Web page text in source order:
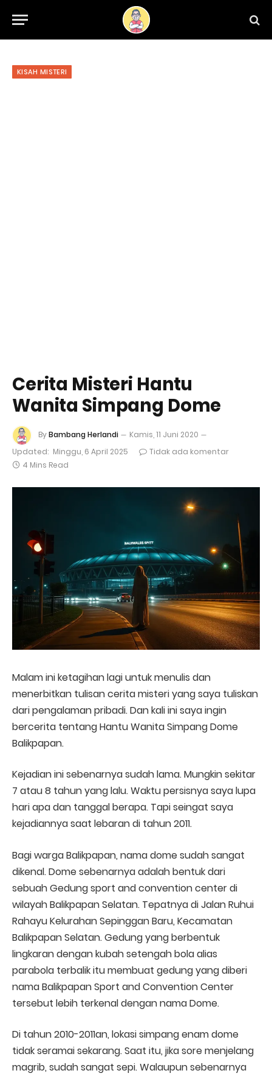
KISAH MISTERI
Cerita Misteri Hantu
Wanita Simpang Dome
ByBambang Herlandi
Kamis, 11 Juni 2020
Updated: Minggu, 6 April 2025
Tidak ada komentar
4 Mins Read
Malam ini ketagihan lagi untuk menulis dan
menerbitkan tulisan cerita misteri yang saya tuliskan
dari pengalaman pribadi. Dan kali ini saya ingin
bercerita tentang Hantu Wanita Simpang Dome
Balikpapan.
Kejadian ini sebenarnya sudah lama. Mungkin sekitar
7 atau 8 tahun yang lalu. Waktu persisnya saya lupa
hari apa dan tanggal berapa. Tapi seingat saya
kejadiannya saat lebaran di tahun 2011.
Bagi warga Balikpapan, nama dome sudah sangat
dikenal. Dome sebenarnya adalah bentuk dari
sebuah Gedung sport and convention center di
wilayah Balikpapan Selatan. Tepatnya di Jalan Ruhui
Rahayu Kelurahan Sepinggan Baru, Kecamatan
Balikpapan Selatan. Gedung yang berbentuk
lingkaran dengan kubah setengah bola alias
parabola terbalik itu membuat gedung yang diberi
nama Balikpapan Sport and Convention Center
tersebut lebih terkenal dengan nama Dome.
Di tahun 2010-2011an, lokasi simpang enam dome
tidak seramai sekarang. Saat itu, jika sore menjelang
magrib, sudah sangat sepi. Walaupun sebenarnya